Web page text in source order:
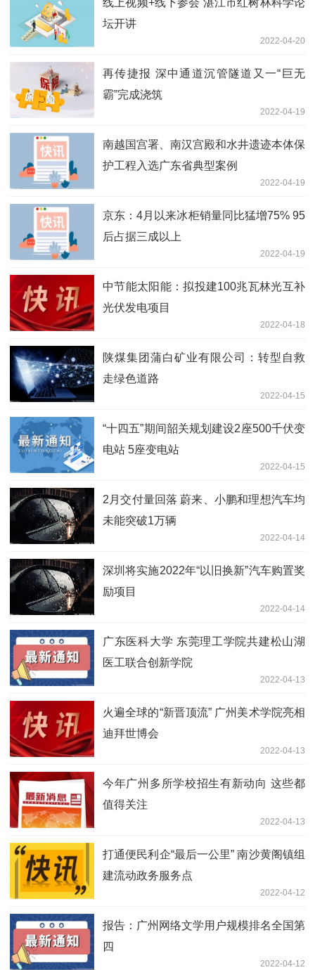
线上视频+线下参会 湛江市红树林科学论
坛开讲
2022-04-20
再传捷报 深中通道沉管隧道又一“巨无
霸”完成浇筑
2022-04-19
南越国宫署、南汉宫殿和水井遗迹本体保
护工程入选广东省典型案例
2022-04-19
京东：4月以来冰柜销量同比猛增75% 95
后占据三成以上
2022-04-19
中节能太阳能：拟投建100兆瓦林光互补
光伏发电项目
2022-04-18
陕煤集团蒲白矿业有限公司：转型自救
走绿色道路
2022-04-15
“十四五”期间韶关规划建设2座500千伏变
电站 5座变电站
2022-04-15
2月交付量回落 蔚来、小鹏和理想汽车均
未能突破1万辆
2022-04-14
深圳将实施2022年“以旧换新”汽车购置奖
励项目
2022-04-14
广东医科大学 东莞理工学院共建松山湖
医工联合创新学院
2022-04-13
火遍全球的“新晋顶流” 广州美术学院亮相
迪拜世博会
2022-04-13
今年广州多所学校招生有新动向 这些都
值得关注
2022-04-13
打通便民利企“最后一公里” 南沙黄阁镇组
建流动政务服务点
2022-04-12
报告：广州网络文学用户规模排名全国第
四
2022-04-12